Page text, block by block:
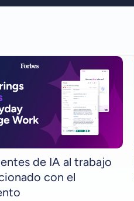
de IA al trabajo
con el